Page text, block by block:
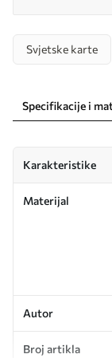
Svjetske karte
Specifikacije i
Karakteristike
Materijal
Autor
Broj artikla